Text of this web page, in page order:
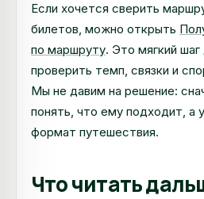
Если хочется сверить
билетов, можно открыть
по маршруту. Это мягкий
проверить темп, связки и
Мы не давим на решение:
понять, что ему подходит, а
формат путешествия.
Что читать